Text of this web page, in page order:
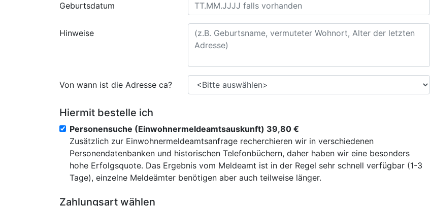
Geburtsdatum
Hinweise
Von wann ist die Adresse ca?
Hiermit bestelle ich
Personensuche (Einwohnermeldeamtsauskunft) 39,80 €
Zusätzlich zur Einwohnermeldeamtsanfrage recherchieren wir in verschiedenen
Personendatenbanken und historischen Telefonbüchern, daher haben wir eine besonders
hohe Erfolgsquote. Das Ergebnis vom Meldeamt ist in der Regel sehr schnell verfügbar (1-3
Tage), einzelne Meldeämter benötigen aber auch teilweise länger.
Zahlungsart wählen